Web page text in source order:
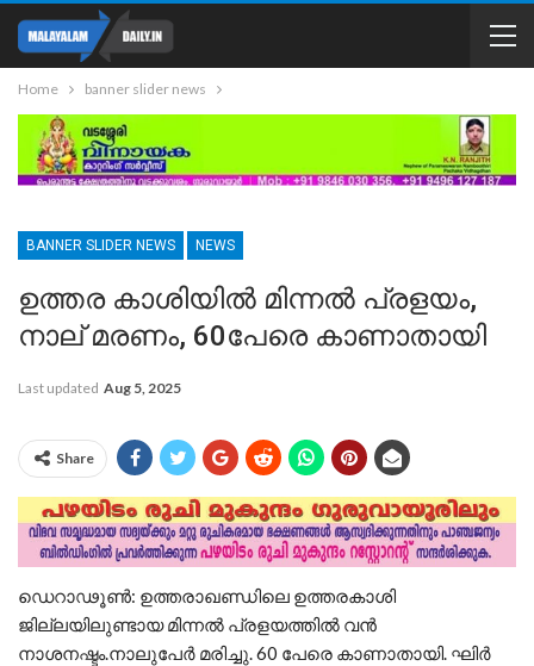
Home banner slider news
BANNER SLIDER NEWS NEWS
ഉത്തര കാശിയിൽ മിന്നൽ പ്രളയം,
നാല് മരണം, 60പേരെ കാണാതായി
Last updated Aug 5, 2025
Share
ഡെറാഢൂണ്‍: ഉത്തരാഖണ്ഡിലെ ഉത്തരകാശി
ജില്ലയിലുണ്ടായ മിന്നല്‍ പ്രളയത്തില്‍ വന്‍
നാശനഷ്ടം.നാലുപേര്‍ മരിച്ചു. 60 പേരെ കാണാതായി. ഘിര്‍